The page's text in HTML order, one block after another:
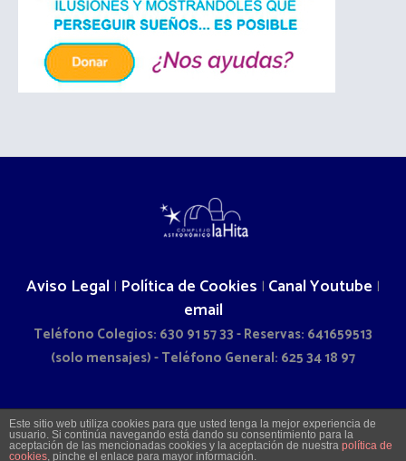
Aviso Legal | Política de Cookies | Canal Youtube |
email
Teléfono Colegios: 630 91 57 33 - Reservas: 641659513
(solo mensajes) - Teléfono General: 625 34 18 97
2026 © COMPLEJO ASTRONÓMICO LA HITA - CAMINO DOÑA
SOL S/N - LA VILLA DE DON FADRIQUE (TOLEDO)
Este sitio web utiliza cookies para que usted tenga la mejor experiencia de
usuario. Si continúa navegando está dando su consentimiento para la
aceptación de las mencionadas cookies y la aceptación de nuestra política de
cookies, pinche el enlace para mayor información.